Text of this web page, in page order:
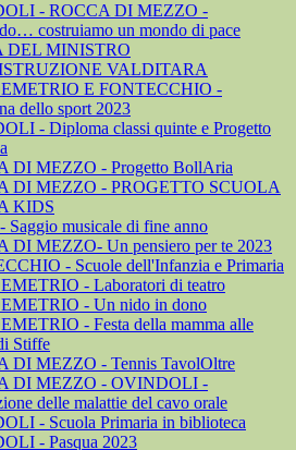
- ROCCA DI MEZZO -
costruiamo un mondo di pace
DEL MINISTRO
VALDITARA
E FONTECCHIO -
dello sport 2023
- Diploma classi quinte e Progetto
DI MEZZO - Progetto BollAria
DI MEZZO - PROGETTO SCUOLA
KIDS
Saggio musicale di fine anno
DI MEZZO- Un pensiero per te 2023
- Scuole dell'Infanzia e Primaria
- Laboratori di teatro
- Un nido in dono
- Festa della mamma alle
Stiffe
DI MEZZO - Tennis TavolOltre
DI MEZZO - OVINDOLI -
delle malattie del cavo orale
- Scuola Primaria in biblioteca
- Pasqua 2023